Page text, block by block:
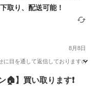
取り、配送可能！
8月8日
に目を通して返信しております
車両
🏠】買い取ります❗️